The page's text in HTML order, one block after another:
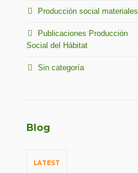
Producción social materiales
Publicaciones Producción
Social del Hábitat
Sin categoría
Blog
LATEST